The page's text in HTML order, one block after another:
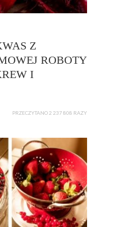
Z
ROBOTY
I
PRZECZYTANO 2 237 808 RAZY